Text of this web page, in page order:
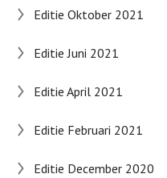
Editie Oktober 2021
Editie Juni 2021
Editie April 2021
Editie Februari 2021
Editie December 2020